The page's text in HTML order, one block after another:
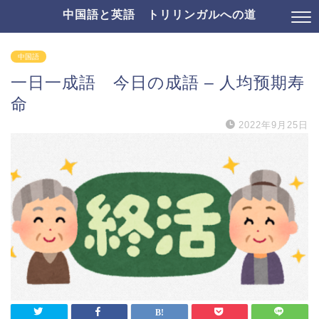
中国語と英語 トリリンガルへの道
中国語
一日一成語 今日の成語 – 人均预期寿
命
2022年9月25日